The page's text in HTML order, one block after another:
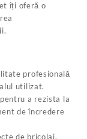
îți oferă o
profesională
utilizat.
a rezista la
de încredere
de bricolaj,